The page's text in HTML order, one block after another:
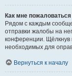
Как мне
Рядом с каждым
отправки жалобы на
конференции. Щёлкнув
необходимых для
Вернуться к началу